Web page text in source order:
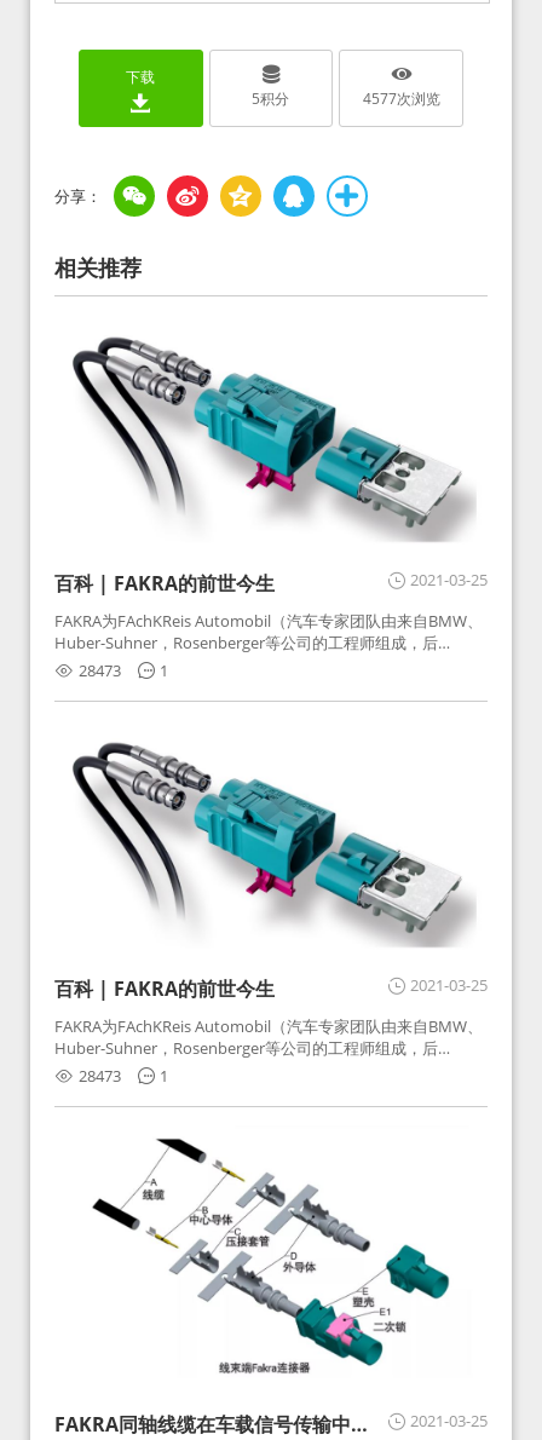
下载
5积分 4577次浏览
相关推荐
2021-03-25
百科 | FAKRA的前世今生
FAKRA为FAchKReis Automobil（汽车专家团队由来自BMW、
Huber-Suhner，Rosenberger等公司的工程师组成，后
Huber-Suhner相关连接器业务及技术在2010年并入
Rosenberger）缩写。起初为BMW需求用于车载收音机天线连
接，如今FAKRA已成为汽车行业通用标准的射频连接器，被业
28473 1
2021-03-25
百科 | FAKRA的前世今生
FAKRA为FAchKReis Automobil（汽车专家团队由来自BMW、
Huber-Suhner，Rosenberger等公司的工程师组成，后
Huber-Suhner相关连接器业务及技术在2010年并入
Rosenberger）缩写。起初为BMW需求用于车载收音机天线连
接，如今FAKRA已成为汽车行业通用标准的射频连接器，被业
28473 1
2021-03-25
FAKRA同轴线缆在车载信号传输中的